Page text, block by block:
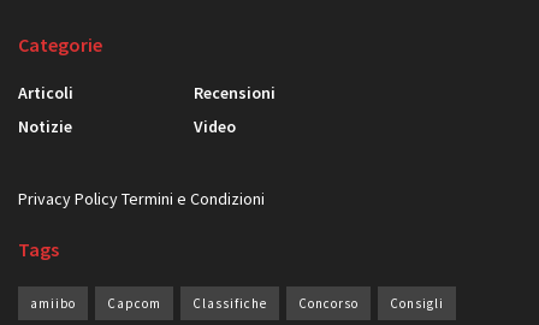
Categorie
Articoli
Notizie
Recensioni
Video
Privacy PolicyTermini e Condizioni
Tags
amiibo Capcom Classifiche Concorso Consigli